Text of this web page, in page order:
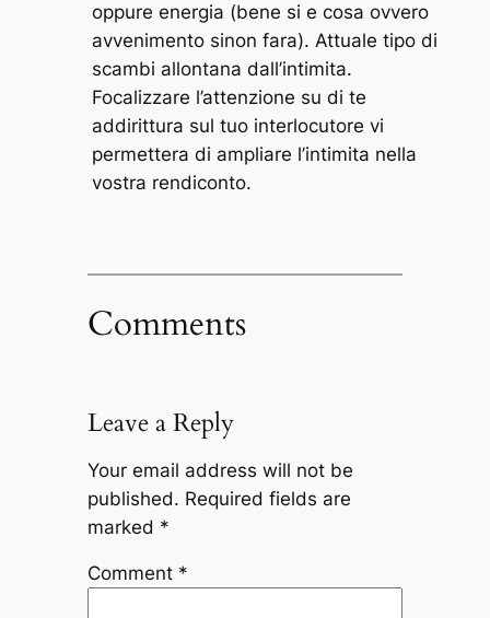
oppure energia (bene si e cosa ovvero
avvenimento sinon fara). Attuale tipo di
scambi allontana dall’intimita.
Focalizzare l’attenzione su di te
addirittura sul tuo interlocutore vi
permettera di ampliare l’intimita nella
vostra rendiconto.
Comments
Leave a Reply
Your email address will not be
published. Required fields are
marked *
Comment *